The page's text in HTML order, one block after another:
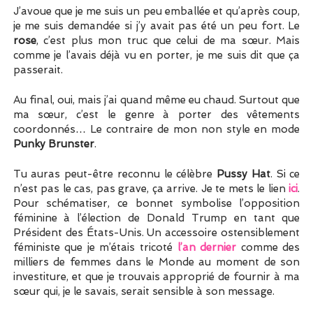
J’avoue que je me suis un peu emballée et qu’après coup,
je me suis demandée si j’y avait pas été un peu fort. Le
rose, c’est plus mon truc que celui de ma sœur. Mais
comme je l’avais déjà vu en porter, je me suis dit que ça
passerait.
Au final, oui, mais j’ai quand même eu chaud. Surtout que
ma sœur, c’est le genre à porter des vêtements
coordonnés… Le contraire de mon non style en mode
Punky Brunster.
Tu auras peut-être reconnu le célèbre Pussy Hat. Si ce
n’est pas le cas, pas grave, ça arrive. Je te mets le lienici.
Pour schématiser, ce bonnet symbolise l’opposition
féminine à l’élection de Donald Trump en tant que
Président des États-Unis. Un accessoire ostensiblement
féministe que je m’étais tricoté l’an dernier comme des
milliers de femmes dans le Monde au moment de son
investiture, et que je trouvais approprié de fournir à ma
sœur qui, je le savais, serait sensible à son message.